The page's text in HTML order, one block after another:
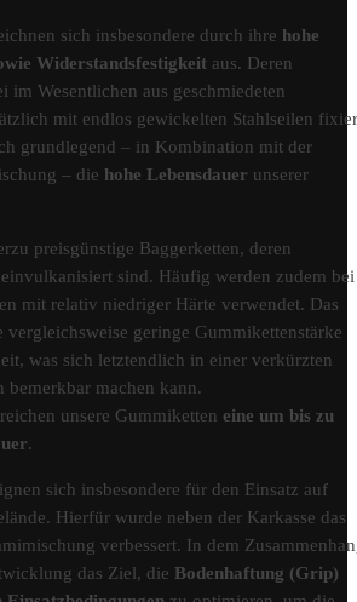
sich insbesondere durch ihre hohe
Widerstandsfestigkeit aus. Deren
im Wesentlichen aus geschmiedeten
mit endlos gewickelten Stahlseilen
grundlegend – in Kombination mit der
– die hohe Lebensdauer unserer
preisgünstige Baggerketten, deren
sind. Häufig werden zudem bei
mit relativ niedriger Härte verwendet. Das
vergleichsweise geringe Gummikettenstärke
was sich letztendlich in einer verkürzten
bemerkbar machen kann.
unsere Gummiketten eine um bis zu
.
sich insbesondere für den Einsatz auf
Hierfür wurde neben der Karkasse das
verbessert. In dem
das Ziel, die Bodenhaftung (Grip)